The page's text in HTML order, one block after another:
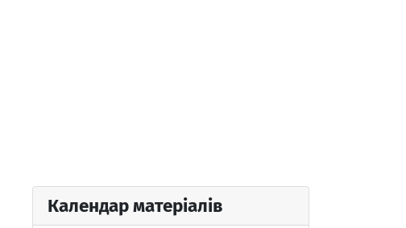
Календар матеріалів